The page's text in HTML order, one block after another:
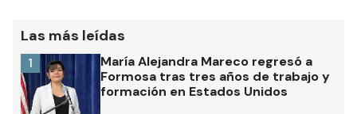
Las más leídas
María Alejandra Mareco regresó a
Formosa tras tres años de trabajo y
formación en Estados Unidos
1